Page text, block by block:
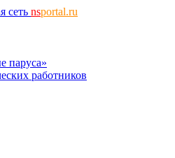
сеть nsportal.ru
паруса»
работников